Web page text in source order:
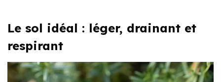
Le sol idéal : léger, drainant et
respirant